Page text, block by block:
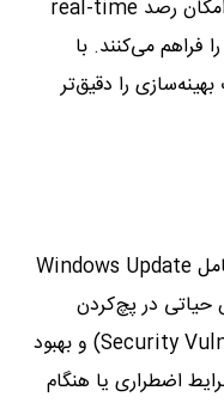
Resource Monitor داخلی ویندوز، امکان رصد real-time
فراهم می‌کنند. با
را دقیق‌تر
به گفته زارعی در شرایط عادی، توقف کامل Windows Update
در پچ‌کردن
آسیب‌پذیری‌های امنیتی (Security Vulnerabilities) و بهبود
اضطراری یا هنگام